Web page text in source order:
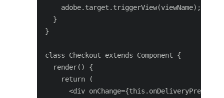
    adobe.target.triggerView(viewName);
  }
}
class Checkout extends Component {
  render() {
    return (
<div